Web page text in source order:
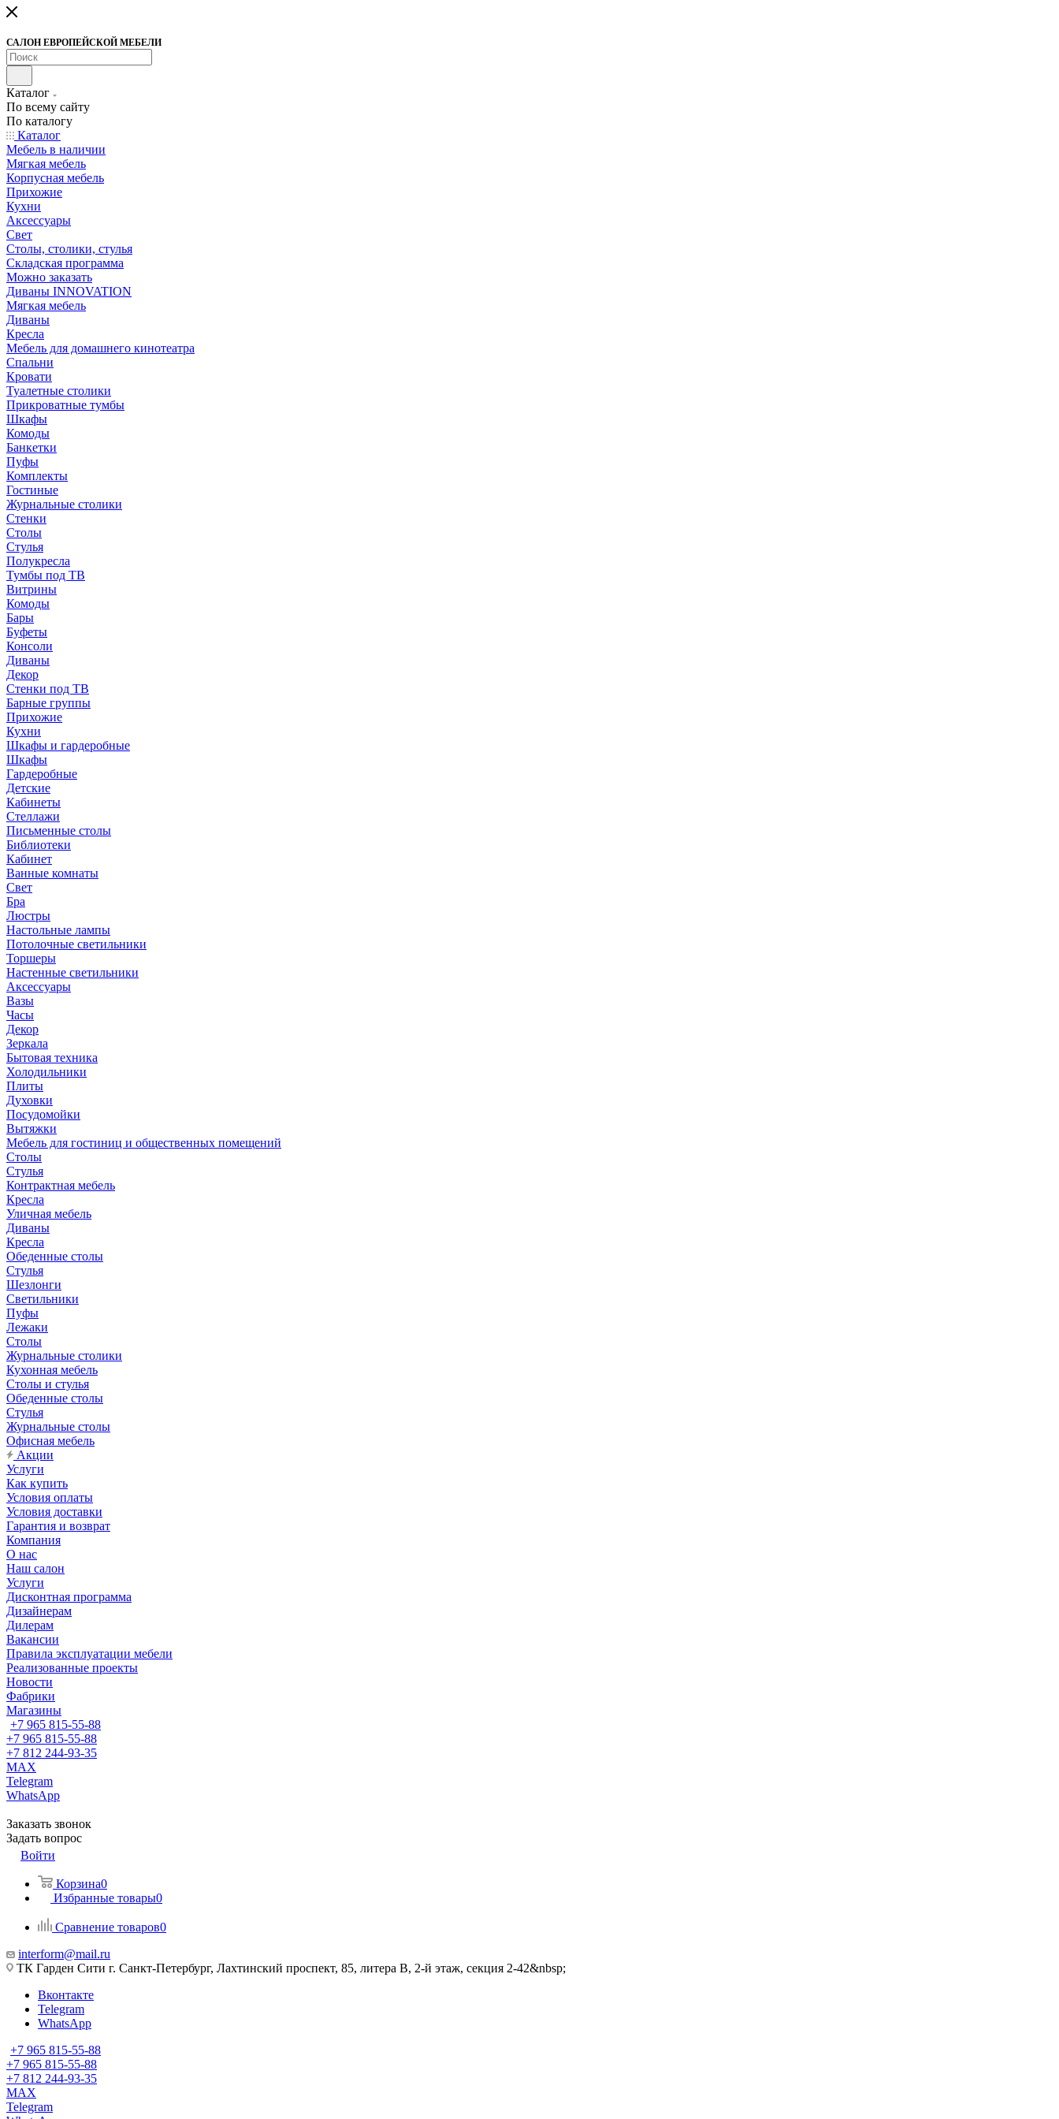
САЛОН ЕВРОПЕЙСКОЙ МЕБЕЛИ
Каталог
По всему сайту
По каталогу
Каталог
Мебель в наличии
Мягкая мебель
Корпусная мебель
Прихожие
Кухни
Аксессуары
Свет
Столы, столики, стулья
Складская программа
Можно заказать
Диваны INNOVATION
Мягкая мебель
Диваны
Кресла
Мебель для домашнего кинотеатра
Спальни
Кровати
Туалетные столики
Прикроватные тумбы
Шкафы
Комоды
Банкетки
Пуфы
Комплекты
Гостиные
Журнальные столики
Стенки
Столы
Стулья
Полукресла
Тумбы под ТВ
Витрины
Комоды
Бары
Буфеты
Консоли
Диваны
Декор
Стенки под ТВ
Барные группы
Прихожие
Кухни
Шкафы и гардеробные
Шкафы
Гардеробные
Детские
Кабинеты
Стеллажи
Письменные столы
Библиотеки
Кабинет
Ванные комнаты
Свет
Бра
Люстры
Настольные лампы
Потолочные светильники
Торшеры
Настенные светильники
Аксессуары
Вазы
Часы
Декор
Зеркала
Бытовая техника
Холодильники
Плиты
Духовки
Посудомойки
Вытяжки
Мебель для гостиниц и общественных помещений
Столы
Стулья
Контрактная мебель
Кресла
Уличная мебель
Диваны
Кресла
Обеденные столы
Стулья
Шезлонги
Светильники
Пуфы
Лежаки
Столы
Журнальные столики
Кухонная мебель
Столы и стулья
Обеденные столы
Стулья
Журнальные столы
Офисная мебель
Акции
Услуги
Как купить
Условия оплаты
Условия доставки
Гарантия и возврат
Компания
О нас
Наш салон
Услуги
Дисконтная программа
Дизайнерам
Дилерам
Вакансии
Правила эксплуатации мебели
Реализованные проекты
Новости
Фабрики
Магазины
+7 965 815-55-88
+7 965 815-55-88
+7 812 244-93-35
MAX
Telegram
WhatsApp
Заказать звонок
Задать вопрос
Войти
Корзина0
Избранные товары0
Сравнение товаров0
interform@mail.ru
ТК Гарден Сити г. Санкт-Петербург, Лахтинский проспект, 85, литера В, 2-й этаж, секция 2-42&nbsp;
Вконтакте
Telegram
WhatsApp
+7 965 815-55-88
+7 965 815-55-88
+7 812 244-93-35
MAX
Telegram